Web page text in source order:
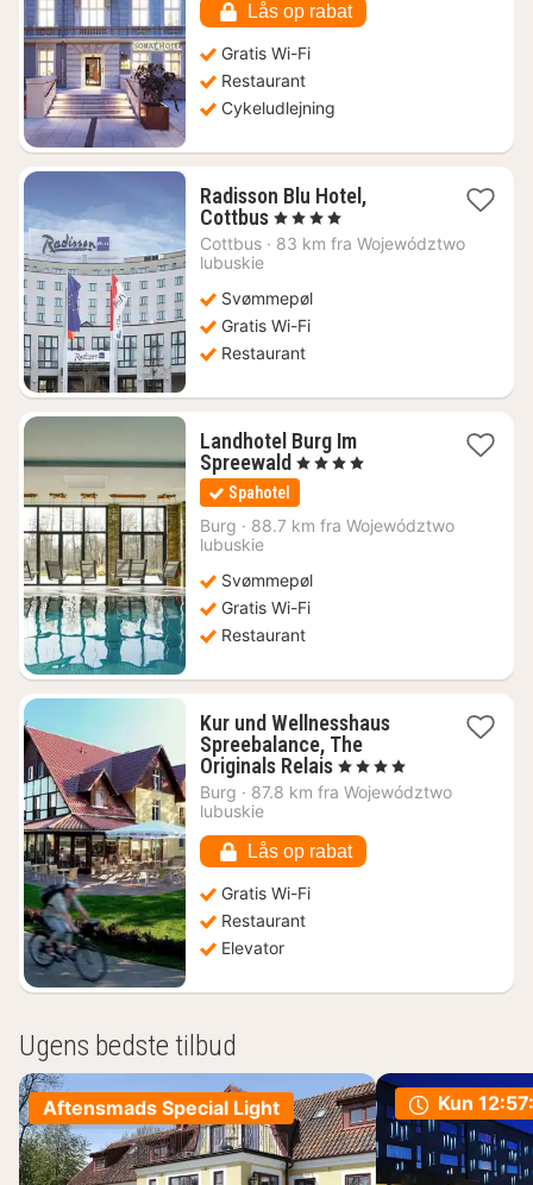
Lås op rabat
Gratis Wi-Fi
Restaurant
Cykeludlejning
Radisson Blu Hotel,
Cottbus1
nat
kr.
, 4 Stjerner
Cottbus · 83 km fra Województwo
lubuskie
Svømmepøl
Gratis Wi-Fi
Restaurant
Landhotel Burg Im
Spreewald 1
nat
fra
1391
, 4 Stjerner
Spahotel
Burg · 88.7 km fra Województwo
lubuskie
Svømmepøl
Gratis Wi-Fi
Restaurant
Kur und Wellnesshaus
Spreebalance, The
Originals Relais1
nat
kr.
, 4 Stjerner
Burg · 87.8 km fra Województwo
lubuskie
Lås op rabat
Gratis Wi-Fi
Restaurant
Elevator
Ugens bedste tilbud
Aftensmads Special Light Kun